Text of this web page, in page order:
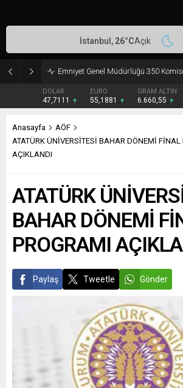
DOLAR
47,7111
EURO
55,1881
GRAM ALTIN
6.660,55
İstanbul, 26°CAçık
Anasayfa
AÖF
ATATÜRK ÜNİVERSİTESİ BAHAR DÖNEMİ FİNAL
AÇIKLANDI
ATATÜRK
BAHAR DÖNEMİ
PROGRAMI
Paylaş Tweetle Gönder